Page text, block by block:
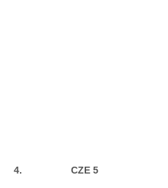
Technika lodí
4. CZE 5